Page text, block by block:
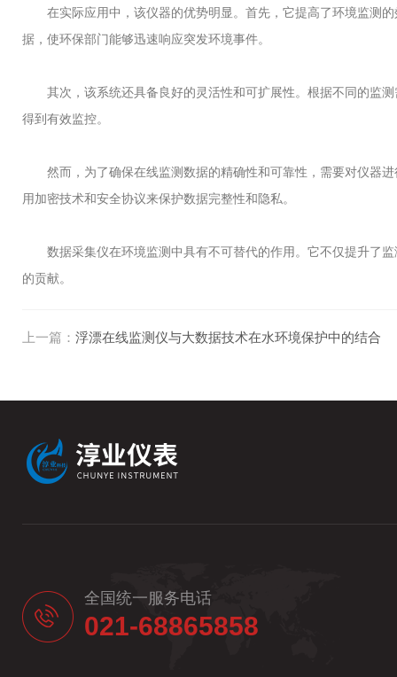
在实际应用中，该仪器的优势明显。首先，它提高了环境监测的
据，使环保部门能够迅速响应突发环境事件。
其次，该系统还具备良好的灵活性和可扩展性。根据不同的监测
得到有效监控。
然而，为了确保在线监测数据的精确性和可靠性，需要对仪器进
用加密技术和安全协议来保护数据完整性和隐私。
数据采集仪在环境监测中具有不可替代的作用。它不仅提升了监
的贡献。
上一篇： 浮漂在线监测仪与大数据技术在水环境保护中的结合
全国统一服务电话
021-68865858